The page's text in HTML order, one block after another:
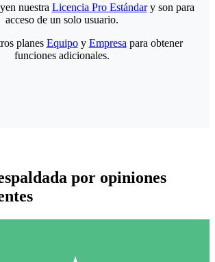
nuestra Licencia Pro Estándary son para
acceso de un solo usuario.
planes Equipoy Empresa para obtener
funciones adicionales.
por opiniones